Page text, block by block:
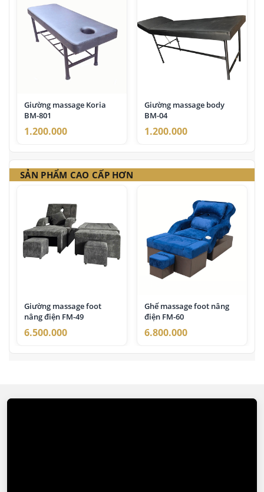
Giường massage Koria
BM-801
1.200.000
Giường massage body
BM-04
1.200.000
SẢN PHẨM CAO CẤP HƠN
Giường massage foot
nâng điện FM-49
6.500.000
Ghế massage foot nâng
điện FM-60
6.800.000